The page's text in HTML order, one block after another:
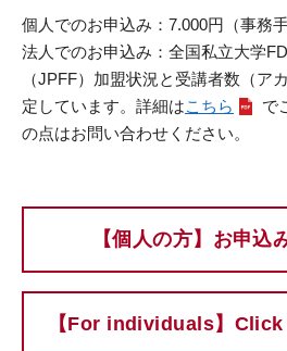
個人でのお申込み：7.000円（事務
法人でのお申込み：全国私立大学
（JPFF）加盟状況と受講者数（ア
定しています。詳細はこちら
で
の点はお問い合わせください。
【個人の方】お申込
【For individuals】